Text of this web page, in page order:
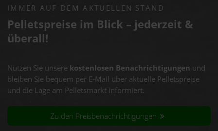
IMMER AUF DEM AKTUELLEN STAND
Pelletspreise im Blick – jederzeit &
überall!
Nutzen Sie unsere kostenlosen Benachrichtigungen und
bleiben Sie bequem per E-Mail über aktuelle Pelletspreise
und die Lage am Pelletsmarkt informiert.
Zu den Preisbenachrichtigungen